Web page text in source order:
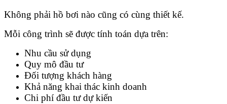
Không phải hồ bơi nào cũng có cùng thiết kế.
Mỗi công trình sẽ được tính toán dựa trên:
Nhu cầu sử dụng
Quy mô đầu tư
Đối tượng khách hàng
Khả năng khai thác kinh doanh
Chi phí đầu tư dự kiến